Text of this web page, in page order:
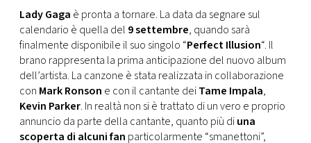
RMC
CONSIGLIA
LadyGaga è pronta a tornare. La data da segnare sul
calendario è quella del 9 settembre, quando sarà
finalmente disponibile il suo singolo “PerfectIllusion“. Il
brano rappresenta la prima anticipazione del nuovo album
dell’artista. La canzone è stata realizzata in collaborazione
con MarkRonson e con il cantante deiTame Impala,
Kevin Parker. In realtà non si è trattato di un vero e proprio
annuncio da parte della cantante, quanto più diuna
scoperta di alcuni fan particolarmente “smanettoni”,